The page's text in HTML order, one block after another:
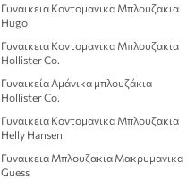
Γυναικεια Κοντομανικα Μπλουζακια
Hugo
Γυναικεια Κοντομανικα Μπλουζακια
Hollister Co.
Γυναικεία Αμάνικα μπλουζάκια
Hollister Co.
Γυναικεια Κοντομανικα Μπλουζακια
Helly Hansen
Γυναικεια Μπλουζακια Μακρυμανικα
Guess